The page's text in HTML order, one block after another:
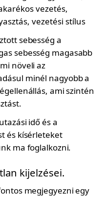
sebesség a
sebesség magasabb
növeli az
minél nagyobb a
ami szintén
idő és a
és kísérleteket
ma foglalkozni.
kijelzései.
megjegyezni egy